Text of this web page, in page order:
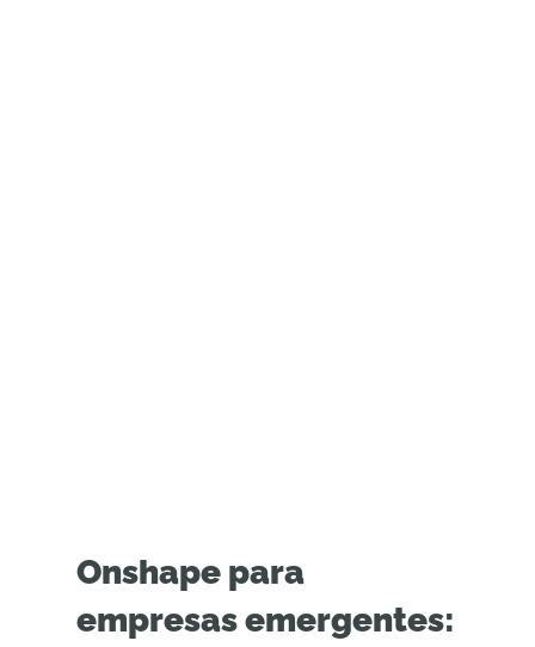
Onshape para
empresas emergentes: